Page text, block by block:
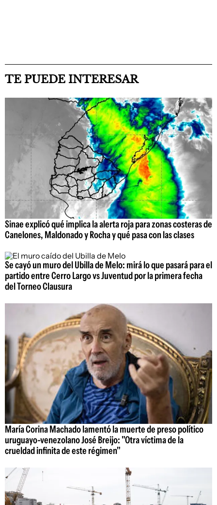
TE PUEDE INTERESAR
Sinae explicó qué implica la alerta roja para zonas costeras de
Canelones, Maldonado y Rocha y qué pasa con las clases
Se cayó un muro del Ubilla de Melo: mirá lo que pasará para el
partido entre Cerro Largo vs Juventud por la primera fecha
del Torneo Clausura
María Corina Machado lamentó la muerte de preso político
uruguayo-venezolano José Breijo: "Otra víctima de la
crueldad infinita de este régimen"